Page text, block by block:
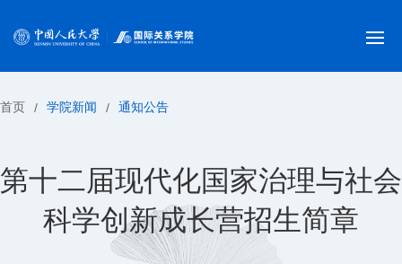
首页 / 学院新闻 / 通知公告
第十二届现代化国家治理与社会
科学创新成长营招生简章